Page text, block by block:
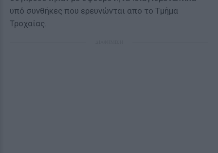
υπό συνθήκες που ερευνώνται απο το Τμήμα
Τροχαίας.